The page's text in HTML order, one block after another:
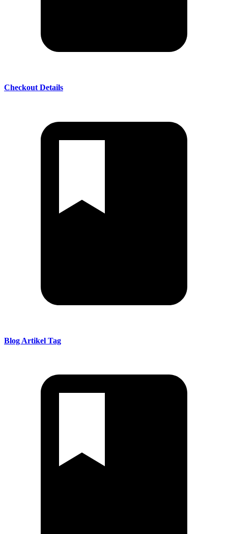
Checkout Details
Blog Artikel Tag